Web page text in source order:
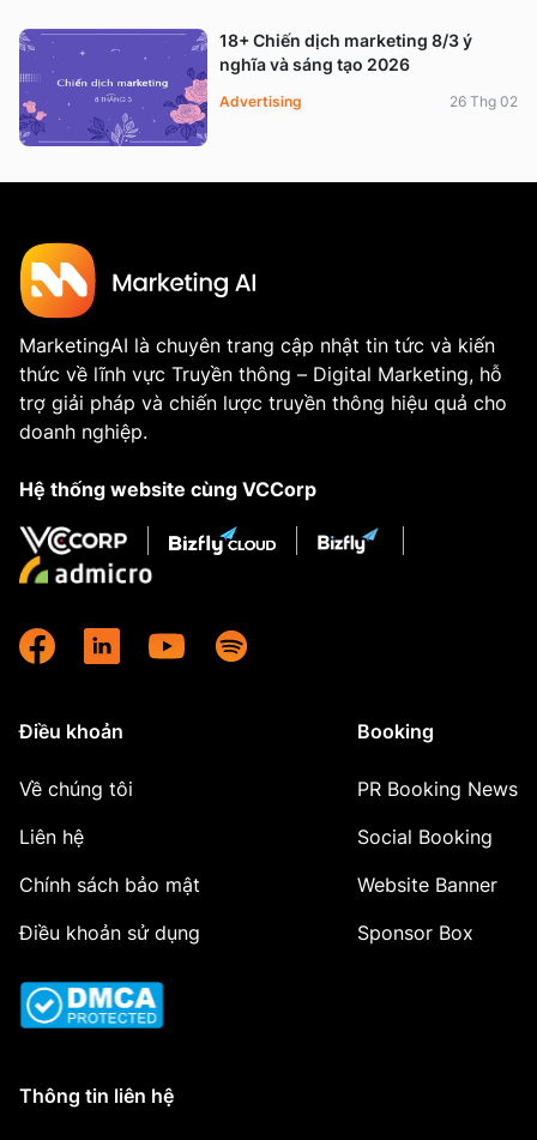
18+ Chiến dịch marketing 8/3 ý
nghĩa và sáng tạo 2026
Advertising 26 Thg 02
MarketingAI là chuyên trang cập nhật tin tức và kiến
thức về lĩnh vực Truyền thông – Digital Marketing, hỗ
trợ giải pháp và chiến lược truyền thông hiệu quả cho
doanh nghiệp.
Hệ thống website cùng VCCorp
Điều khoản
Về chúng tôi
Liên hệ
Chính sách bảo mật
Điều khoản sử dụng
Booking
PR Booking News
Social Booking
Website Banner
Sponsor Box
Thông tin liên hệ